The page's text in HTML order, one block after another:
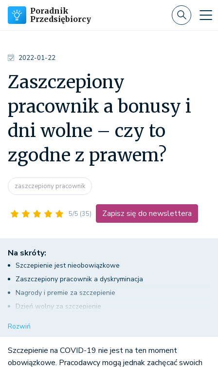
Poradnik
Przedsiębiorcy
2022-01-22
Zaszczepiony
pracownik a bonusy i
dni wolne – czy to
zgodne z prawem?
zaszczepiony pracownik
5/5 (35) Zapisz się do newslettera
Na skróty:
Szczepienie jest nieobowiązkowe
Zaszczepiony pracownik a dyskryminacja
Nagrody i premie za szczepienie
Dzień wolny za szczepienie
podsumowanie
Rozwiń
Szczepienie na COVID-19 nie jest na ten moment
obowiązkowe. Pracodawcy mogą jednak zachęcać swoich